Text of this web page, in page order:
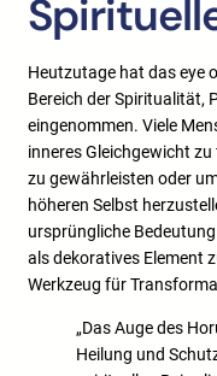
Heutzutage hat das eye
Bereich der Spiritualität,
eingenommen. Viele
inneres Gleichgewicht
zu gewährleisten oder
höheren Selbst
ursprüngliche
als dekoratives Element
Werkzeug für
„Das Auge des
Heilung und